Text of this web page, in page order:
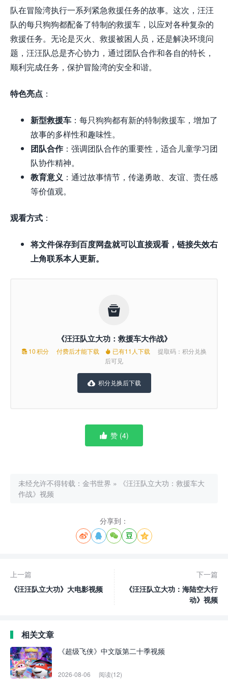
队在冒险湾执行一系列紧急救援任务的故事。这次，汪汪
队的每只狗狗都配备了特制的救援车，以应对各种复杂的
救援任务。无论是灭火、救援被困人员，还是解决环境问
题，汪汪队总是齐心协力，通过团队合作和各自的特长，
顺利完成任务，保护冒险湾的安全和谐。
特色亮点 ：
新型救援车 ：每只狗狗都有新的特制救援车，增加了
故事的多样性和趣味性。
团队合作：强调团队合作的重要性，适合儿童学习团
队协作精神。
教育意义 ：通过故事情节，传递勇敢、友谊、责任感
等价值观。
观看方式 ：
将文件保存到百度网盘就可以直接观看，链接失效右
上角联系本人更新。

《汪汪队立大功：救援车大作战》
 10积分 付费后才能下载  已有11人下载
提取码：积分兑换
后可见
积分兑换后下载
 赞 (4)
未经允许不得转载： 金书世界 »
《汪汪队立大功：救援车大
作战》视频
分享到：
    
上一篇
《汪汪队立大功》大电影视频
下一篇
《汪汪队立大功：海陆空大行
动》视频
相关文章
《超级飞侠》中文版第二十季视频
2026-08-06 阅读(12)